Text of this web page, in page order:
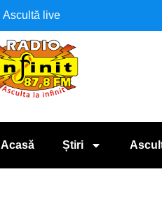
Ascultă live
Acasă Știri